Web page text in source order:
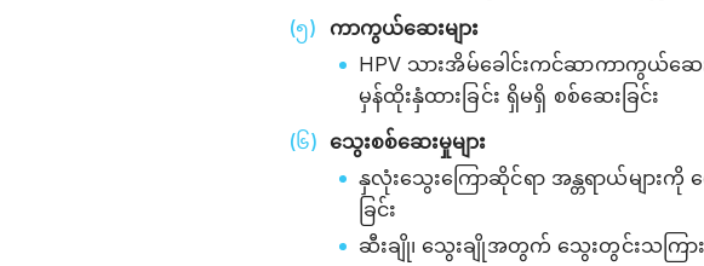
ကာကွယ်ဆေးများ
HPV သားအိမ်ခေါင်းကင်ဆာကာကွယ်ဆေး
မှန်ထိုးနှံထားခြင်း ရှိမရှိ စစ်ဆေးခြင်း
သွေးစစ်ဆေးမှုများ
နှလုံးသွေးကြောဆိုင်ရာ အန္တရာယ်များ
ခြင်း
ဆီးချို၊ သွေးချိုအတွက် သွေးတွင်းသကြား